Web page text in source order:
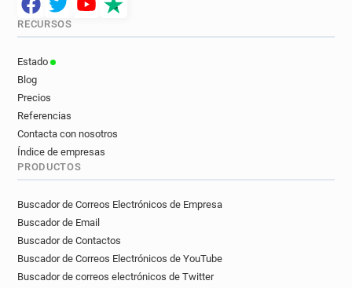
RECURSOS
Estado
Blog
Precios
Referencias
Contacta con nosotros
Índice de empresas
PRODUCTOS
Buscador de Correos Electrónicos de Empresa
Buscador de Email
Buscador de Contactos
Buscador de Correos Electrónicos de YouTube
Buscador de correos electrónicos de Twitter